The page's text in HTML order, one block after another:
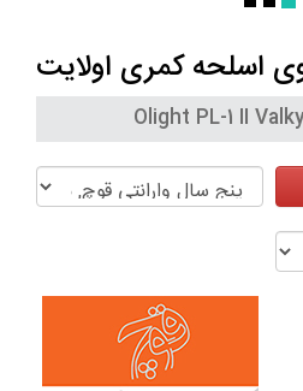
اسلحه کمری اولایت